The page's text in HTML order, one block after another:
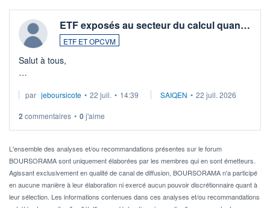
ETF exposés au secteur du calcul quan…
ETF ET OPCVM
Salut à tous,
via un ETF plutôt que des actions individuelles.
Idéalement, je voudrais qu'il soit éligible au PEA.
Pour l' ...
par jeboursicote • 22 juil. • 14:39 SAIQEN • 22 juil. 2026
2 commentaires • 0j'aime
L'ensemble des analyses et/ou recommandations présentes sur le forum
BOURSORAMA sont uniquement élaborées par les membres qui en sont émetteurs.
Agissant exclusivement en qualité de canal de diffusion, BOURSORAMA n'a participé
en aucune manière à leur élaboration ni exercé aucun pouvoir discrétionnaire quant à
leur sélection. Les informations contenues dans ces analyses et/ou recommandations